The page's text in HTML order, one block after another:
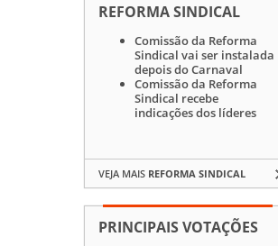
REFORMA SINDICAL
Comissão da Reforma
Sindical vai ser instalada
depois do Carnaval
Comissão da Reforma
Sindical recebe
indicações dos líderes
VEJA MAIS REFORMA SINDICAL
PRINCIPAIS VOTAÇÕES